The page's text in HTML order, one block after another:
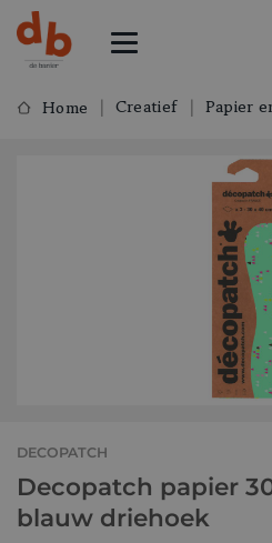
of
Home Creatief Papier
DECOPATCH
Decopatch papier
blauw driehoek